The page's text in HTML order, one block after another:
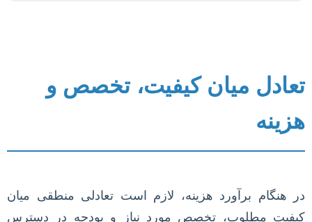
تعادل میان کیفیت، تخصص و
هزینه
در هنگام برآورد هزینه، لازم است تعادلی منطقی میان
کیفیت مطلوب، تخصص مورد نیاز و بودجه در دسترس